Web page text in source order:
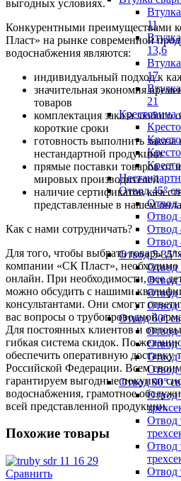
11
13,6
17
21
Крестовина
Отвод 45°
Отвод
Отвод
Отвод
Отвод
Отвод 5-35°
Отвод
Отвод
Отвод
Отвод
Отвод 60°
Отвод
Отвод
Отвод
Отвод
Отвод 90°
Отвод
Отвод
Отвод
Отвод
выгодных условиях.
Конкурентными
Пласт» на рынке современной
водоснабжения являются:
индивидуальный подход к
значительная экономия
товаров
комплектация заказа любого
короткие сроки
готовность выполнить заказа
нестандартной продукции
прямые поставки товаров от
мировых производителей
наличие сертификатов
представленные в нашем
Как с нами сотрудничать?
Для того, чтобы выбрать товары
компании «СК Пласт», необходимо
онлайн. При необходимости, все
можно обсудить с нашими
консультантами. Они смогут
вас вопросы о трубопроводной
Для постоянных клиентов и
гибкая система скидок. По
обеспечить оперативную доставку
Российской Федерации. Всем
гарантируем выгодные покупки
водоснабжения, грамотное
всей представленной продукции.
Похожие товары
Сравнить